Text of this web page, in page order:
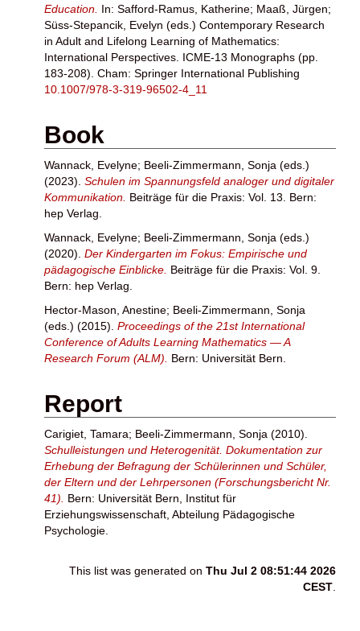
Education. In: Safford-Ramus, Katherine; Maaß, Jürgen;
Süss-Stepancik, Evelyn (eds.) Contemporary Research
in Adult and Lifelong Learning of Mathematics:
International Perspectives. ICME-13 Monographs (pp.
183-208). Cham: Springer International Publishing
10.1007/978-3-319-96502-4_11
Book
Wannack, Evelyne; Beeli-Zimmermann, Sonja (eds.)
(2023). Schulen im Spannungsfeld analoger und digitaler
Kommunikation. Beiträge für die Praxis: Vol. 13. Bern:
hep Verlag.
Wannack, Evelyne; Beeli-Zimmermann, Sonja (eds.)
(2020). Der Kindergarten im Fokus: Empirische und
pädagogische Einblicke. Beiträge für die Praxis: Vol. 9.
Bern: hep Verlag.
Hector-Mason, Anestine; Beeli-Zimmermann, Sonja
(eds.) (2015). Proceedings of the 21st International
Conference of Adults Learning Mathematics — A
Research Forum (ALM). Bern: Universität Bern.
Report
Carigiet, Tamara; Beeli-Zimmermann, Sonja (2010).
Schulleistungen und Heterogenität. Dokumentation zur
Erhebung der Befragung der Schülerinnen und Schüler,
der Eltern und der Lehrpersonen (Forschungsbericht Nr.
41). Bern: Universität Bern, Institut für
Erziehungswissenschaft, Abteilung Pädagogische
Psychologie.
This list was generated on Thu Jul 2 08:51:44 2026
CEST